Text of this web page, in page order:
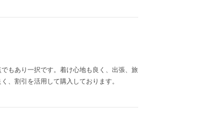
もあり一択です。着け心地も良く、出張、旅
、割引を活用して購入しております。